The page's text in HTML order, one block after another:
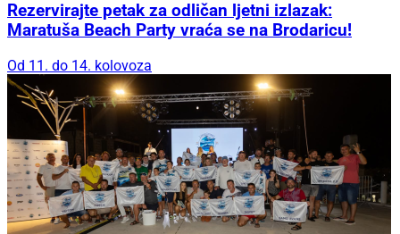
Rezervirajte petak za odličan ljetni izlazak:
Maratuša Beach Party vraća se na Brodaricu!
Od 11. do 14. kolovoza